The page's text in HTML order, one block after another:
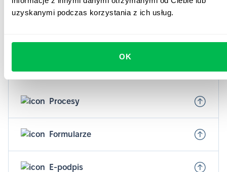
uzyskanymi podczas korzystania z ich usług.
OK
Onboarding i offboarding
pracownik od samego początku czuł się wspierany oraz
Procesy
Formularze
E-podpis